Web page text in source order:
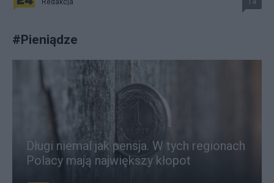
Redakcja 14
#Pieniądze
Długi niemal jak pensja. W tych regionach
Polacy mają największy kłopot